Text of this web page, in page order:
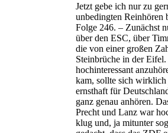
Jetzt gebe ich nur zu
unbedingten Reinhören
Folge 246. – Zunächst
über den ESC, über
die von einer großen
Steinbrüche in der
hochinteressant
kam, sollte sich wirklich
ernsthaft für
ganz genau anhören.
Precht und Lanz war
klug und, ja mitunter